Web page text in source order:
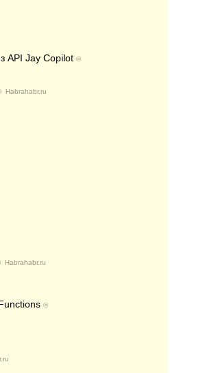
API Jay Copilot ©
Habrahabr.ru
Habrahabr.ru
©